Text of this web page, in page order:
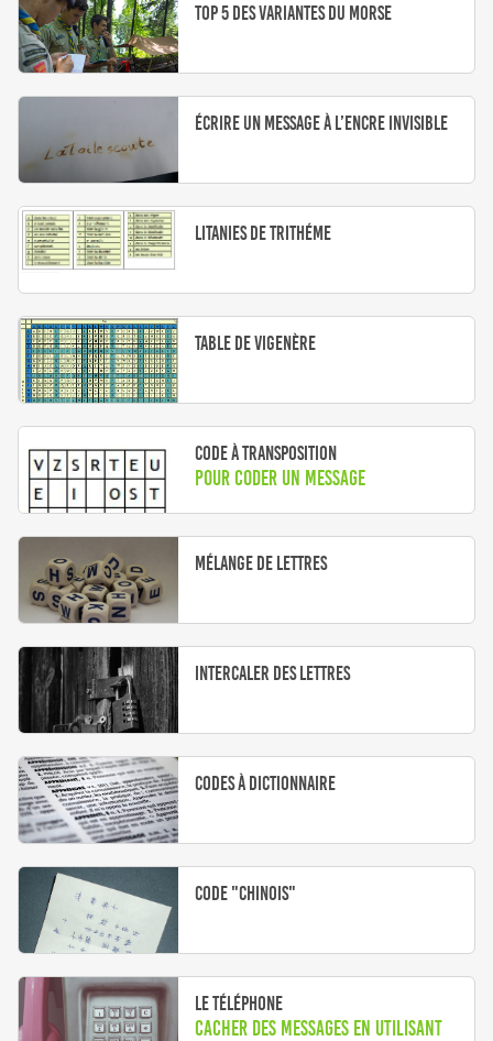
Top 5 des variantes du morse
Écrire un message à l’encre invisible
Litanies de Trithéme
Table de Vigenère
Code à transposition
Pour coder un message
Mélange de lettres
Intercaler des lettres
Codes à dictionnaire
Code "Chinois"
Le téléphone
Cacher des messages en utilisant